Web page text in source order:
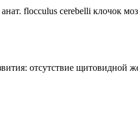
flocculus cerebelli клочок
отсутствие